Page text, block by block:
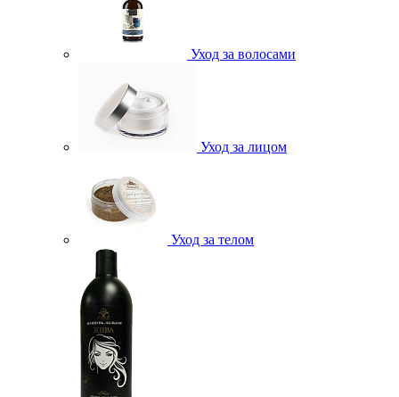
Уход за волосами
Уход за лицом
Уход за телом